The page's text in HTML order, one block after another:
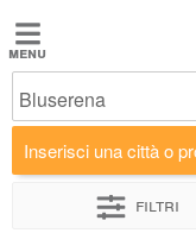
Jobbydoo
Offerte
di
lavoro
Bluserena
Inserisci una città o
Filtri